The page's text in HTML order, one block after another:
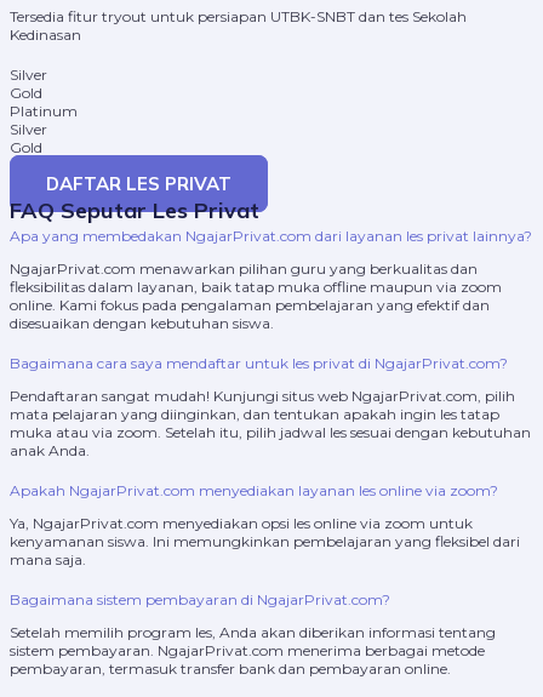
Tersedia fitur tryout untuk persiapan UTBK-SNBT dan tes Sekolah
Kedinasan
Silver
Gold
Platinum
Silver
Gold
Platinum
DAFTAR LES PRIVAT
FAQ Seputar Les Privat
Apa yang membedakan NgajarPrivat.com dari layanan les privat lainnya?
NgajarPrivat.com menawarkan pilihan guru yang berkualitas dan
fleksibilitas dalam layanan, baik tatap muka offline maupun via zoom
online. Kami fokus pada pengalaman pembelajaran yang efektif dan
disesuaikan dengan kebutuhan siswa.
Bagaimana cara saya mendaftar untuk les privat di NgajarPrivat.com?
Pendaftaran sangat mudah! Kunjungi situs web NgajarPrivat.com, pilih
mata pelajaran yang diinginkan, dan tentukan apakah ingin les tatap
muka atau via zoom. Setelah itu, pilih jadwal les sesuai dengan kebutuhan
anak Anda.
Apakah NgajarPrivat.com menyediakan layanan les online via zoom?
Ya, NgajarPrivat.com menyediakan opsi les online via zoom untuk
kenyamanan siswa. Ini memungkinkan pembelajaran yang fleksibel dari
mana saja.
Bagaimana sistem pembayaran di NgajarPrivat.com?
Setelah memilih program les, Anda akan diberikan informasi tentang
sistem pembayaran. NgajarPrivat.com menerima berbagai metode
pembayaran, termasuk transfer bank dan pembayaran online.